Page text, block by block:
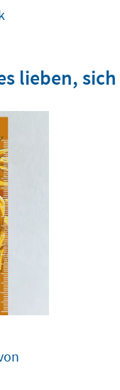
lieben,